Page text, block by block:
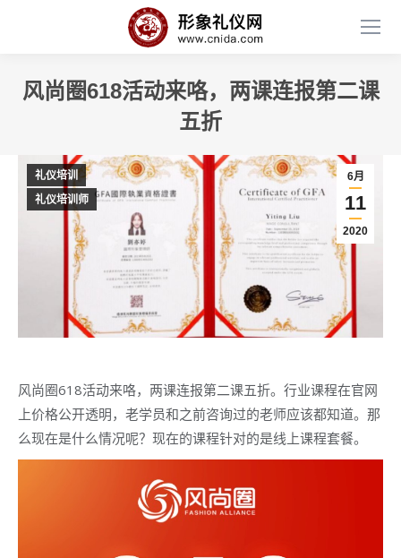
风尚圈618活动来咯，两课连报第二课
五折
6月
11
2020
礼仪培训
礼仪培训师
风尚圈618活动来咯，两课连报第二课五折。行业课程在官网
上价格公开透明，老学员和之前咨询过的老师应该都知道。那
么现在是什么情况呢？现在的课程针对的是线上课程套餐。